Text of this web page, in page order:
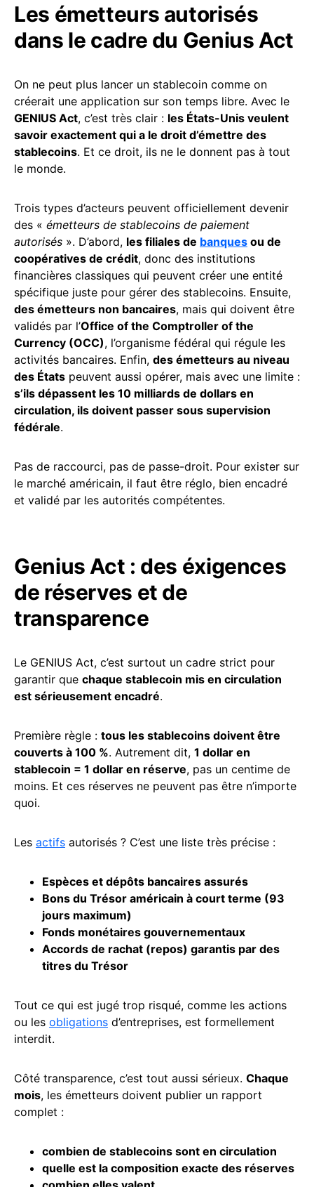
Les émetteurs autorisés
dans le cadre du Genius Act
On ne peut plus lancer un stablecoin comme on
créerait une application sur son temps libre. Avec le
GENIUS Act, c’est très clair : les États-Unis veulent
savoir exactement qui a le droit d’émettre des
stablecoins. Et ce droit, ils ne le donnent pas à tout
le monde.
Trois types d’acteurs peuvent officiellement devenir
des « émetteurs de stablecoins de paiement
autorisés ». D’abord, les filiales de banques ou de
coopératives de crédit, donc des institutions
financières classiques qui peuvent créer une entité
spécifique juste pour gérer des stablecoins. Ensuite,
des émetteurs non bancaires, mais qui doivent être
validés par l’Office of the Comptroller of the
Currency (OCC), l’organisme fédéral qui régule les
activités bancaires. Enfin, des émetteurs au niveau
des États peuvent aussi opérer, mais avec une limite :
s’ils dépassent les 10 milliards de dollars en
circulation, ils doivent passer sous supervision
fédérale.
Pas de raccourci, pas de passe-droit. Pour exister sur
le marché américain, il faut être réglo, bien encadré
et validé par les autorités compétentes.
Genius Act : des éxigences
de réserves et de
transparence
Le GENIUS Act, c’est surtout un cadre strict pour
garantir que chaque stablecoin mis en circulation
est sérieusement encadré.
Première règle : tous les stablecoins doivent être
couverts à 100 %. Autrement dit, 1 dollar en
stablecoin = 1 dollar en réserve, pas un centime de
moins. Et ces réserves ne peuvent pas être n’importe
quoi.
Les actifs autorisés ? C’est une liste très précise :
Espèces et dépôts bancaires assurés
Bons du Trésor américain à court terme (93
jours maximum)
Fonds monétaires gouvernementaux
Accords de rachat (repos) garantis par des
titres du Trésor
Tout ce qui est jugé trop risqué, comme les actions
ou les obligations d’entreprises, est formellement
interdit.
Côté transparence, c’est tout aussi sérieux. Chaque
mois, les émetteurs doivent publier un rapport
complet :
combien de stablecoins sont en circulation
quelle est la composition exacte des réserves